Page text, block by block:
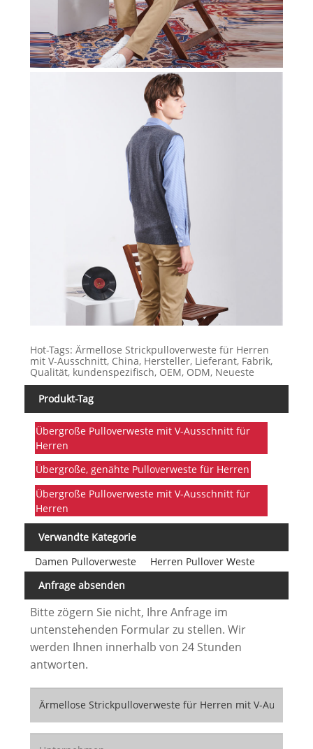
Hot-Tags: Ärmellose Strickpulloverweste für Herren
mit V-Ausschnitt, China, Hersteller, Lieferant, Fabrik,
Qualität, kundenspezifisch, OEM, ODM, Neueste
Produkt-Tag
Übergroße Pulloverweste mit V-Ausschnitt für
Herren
Übergroße, genähte Pulloverweste für Herren
Übergroße Pulloverweste mit V-Ausschnitt für
Herren
Verwandte Kategorie
Damen Pulloverweste
Herren Pullover Weste
Anfrage absenden
Bitte zögern Sie nicht, Ihre Anfrage im
untenstehenden Formular zu stellen. Wir
werden Ihnen innerhalb von 24 Stunden
antworten.